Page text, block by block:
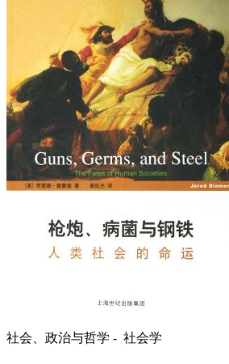
社会、政治与哲学 - 社会学